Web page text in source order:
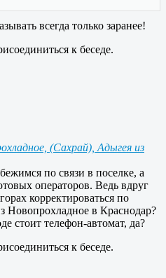
всегда только заранее!
к беседе.
(Сахрай), Адыгея из
по связи в поселке, а
операторов. Ведь вдруг
корректироваться по
Новопрохладное в Краснодар?
стоит телефон-автомат, да?
к беседе.